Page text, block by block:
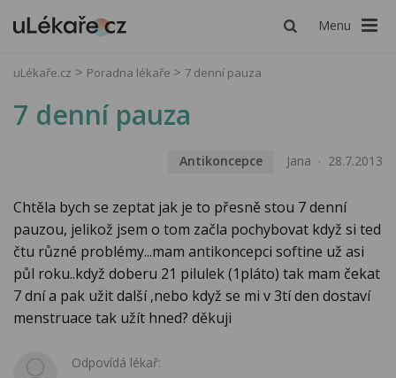
Menu
uLékaře.cz Poradna lékaře 7 denní pauza
7 denní pauza
Antikoncepce Jana 28.7.2013
Chtěla bych se zeptat jak je to přesně stou 7 denní
pauzou, jelikož jsem o tom začla pochybovat když si ted
čtu různé problémy...mam antikoncepci softine už asi
půl roku..když doberu 21 pilulek (1pláto) tak mam čekat
7 dní a pak užit další ,nebo když se mi v 3tí den dostaví
menstruace tak užít hned? děkuji
Odpovídá lékař: